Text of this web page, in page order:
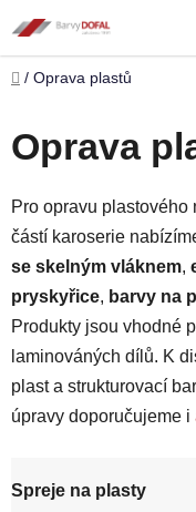
na
obsah
Domů
/ Oprava plastů
Oprava
Pro opravu
částí karoserie
se skelným vláknem,
pryskyřice, barvy na
Produkty jsou vhodné
laminováných dílů. K
plast a strukturovací
úpravy doporučujeme i
Spreje na plasty